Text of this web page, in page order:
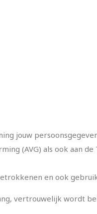
jouw
(AVG) als ook aan
en ook
vertrouwelijk wordt